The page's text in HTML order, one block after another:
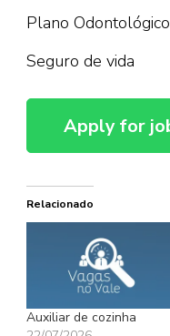
Plano Odontológico
Seguro de vida
Relacionado
Auxiliar de cozinha